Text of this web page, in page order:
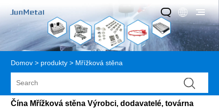
Domov > produkty > Mřížková stěna
Čína Mřížková stěna Výrobci, dodavatelé, továrna